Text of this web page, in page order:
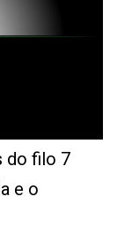
do filo 7
e o